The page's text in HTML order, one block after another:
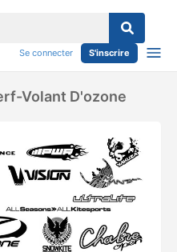
Se connecter S'inscrire
Volant D'ozone